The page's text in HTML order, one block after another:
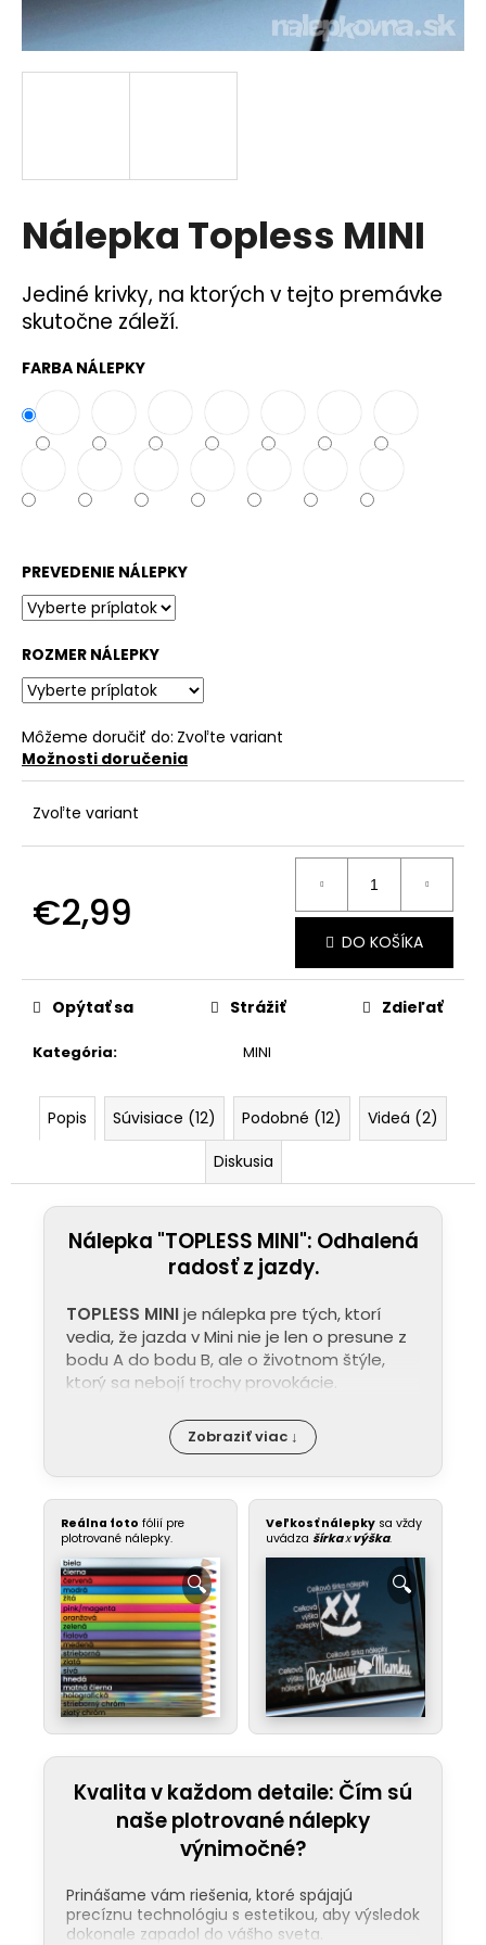
Nálepka Topless MINI
Jediné krivky, na ktorých v tejto premávke
skutočne záleží.
FARBA NÁLEPKY
PREVEDENIE NÁLEPKY
ROZMER NÁLEPKY
Môžeme doručiť do: Zvoľte variant
Možnosti doručenia
Zvoľte variant
€2,99
DO KOŠÍKA
Kategória: MINI
Opýtať sa Strážiť Zdieľať
Popis Súvisiace (12) Podobné (12)
Videá (2)
Diskusia
Nálepka "TOPLESS MINI": Odhalená
radosť z jazdy.
TOPLESS MINIje nálepka pre tých, ktorí
vedia, že jazda v Mini nie je len o presune z
bodu A do bodu B, ale o životnom štýle,
ktorý sa nebojí trochy provokácie.
Zobraziť viac ↓
Reálna foto fólií pre
plotrované nálepky.
Veľkosť nálepky sa vždy
uvádza šírkaxvýška.
Kvalita v každom detaile: Čím sú
naše plotrované nálepky
výnimočné?
Prinášame vám riešenia, ktoré spájajú
precíznu technológiu s estetikou, aby výsledok
dokonale zapadol do vášho sveta.
á
j
s
HĽADAŤ
d
o
ú
č
a
e